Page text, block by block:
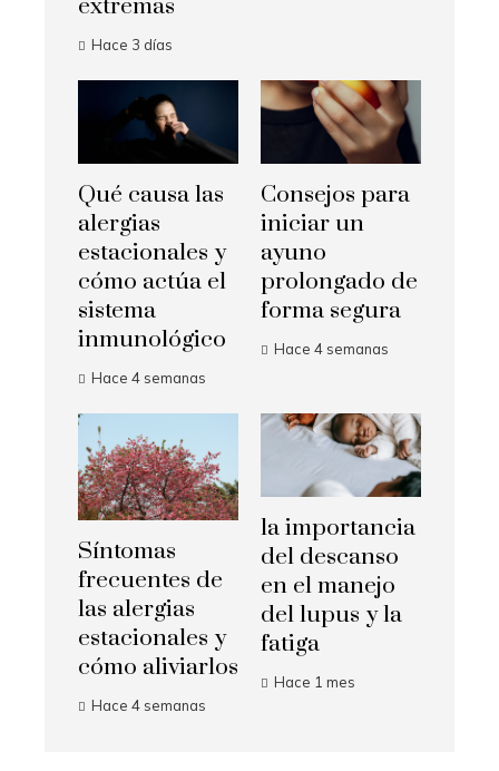
extremas
Hace 3 días
Qué causa las
alergias
estacionales y
cómo actúa el
sistema
inmunológico
Hace 4 semanas
Consejos para
iniciar un
ayuno
prolongado de
forma segura
Hace 4 semanas
Síntomas
frecuentes de
las alergias
estacionales y
cómo aliviarlos
Hace 4 semanas
la importancia
del descanso
en el manejo
del lupus y la
fatiga
Hace 1 mes